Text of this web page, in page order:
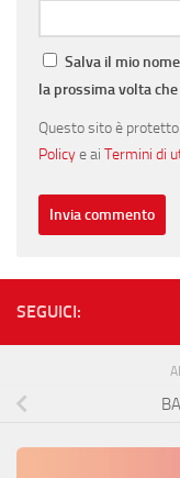
Salva il mio
la prossima volta
Questo sito è protetto
Policye ai Termini di
SEGUICI: